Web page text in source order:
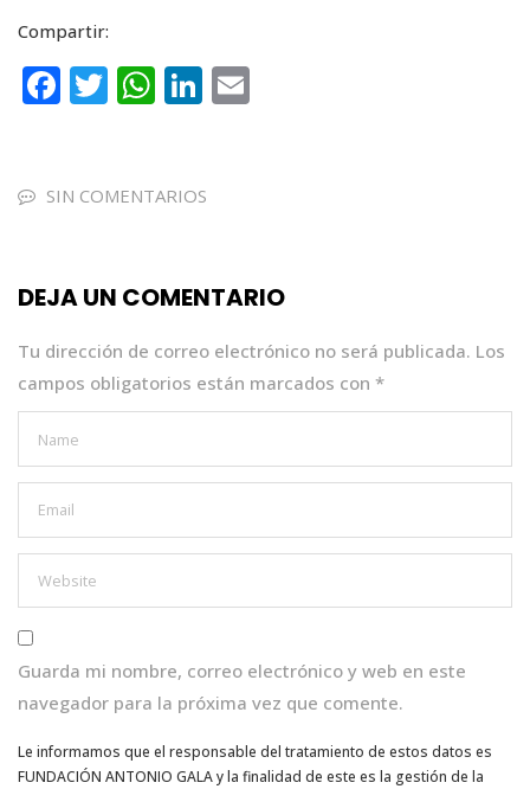
Compartir:
F
e
o
k
T
te
W
ts
p
Li
e
SIN COMENTARIOS
DEJA UN COMENTARIO
Tu dirección de correo electrónico no será publicada. Los
campos obligatorios están marcados con *
Guarda mi nombre, correo electrónico y web en este
navegador para la próxima vez que comente.
Le informamos que el responsable del tratamiento de estos datos es
FUNDACIÓN ANTONIO GALA y la finalidad de este es la gestión de la